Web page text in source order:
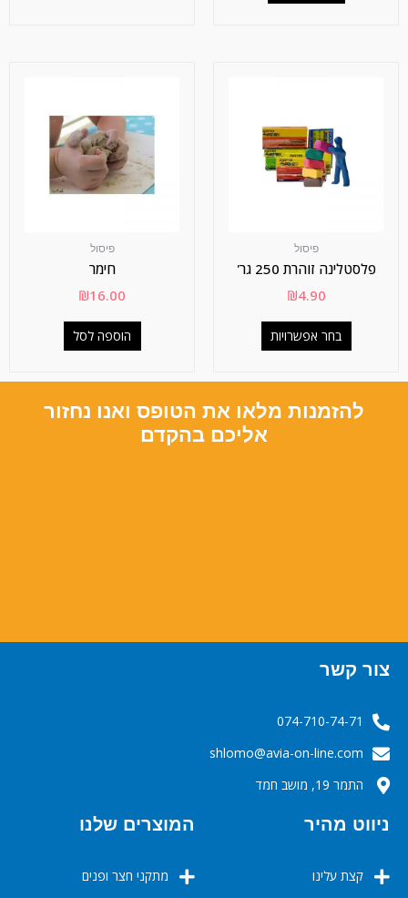
פיסול
חימר
₪16.00
הוספה לסל
פיסול
פלסטלינה זוהרת 250 גר'
₪4.90
בחר אפשרויות
להזמנות מלאו את הטופס ואנו נחזור
אליכם בהקדם
צור קשר
074-710-74-71
‬‬‬shlomo@avia-on-line.com‬
התמר 19, מושב חמד
ניווט מהיר
קצת עלינו
המוצרים שלנו
מתקני חצר ופנים